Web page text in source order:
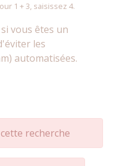
1 + 3, saisissez 4.
vous êtes un
les
automatisées.
recherche